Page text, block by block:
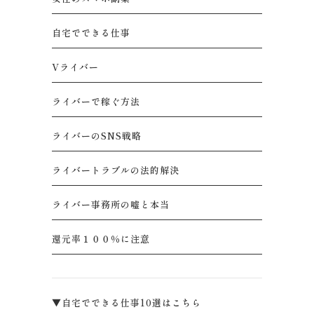
自宅でできる仕事
Vライバー
ライバーで稼ぐ方法
ライバーのSNS戦略
ライバートラブルの法的解決
ライバー事務所の嘘と本当
還元率１００％に注意
▼自宅でできる仕事10選はこちら